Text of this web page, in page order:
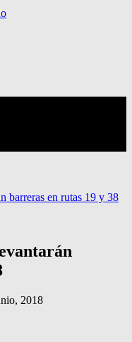
barreras en rutas 19 y 38
2018